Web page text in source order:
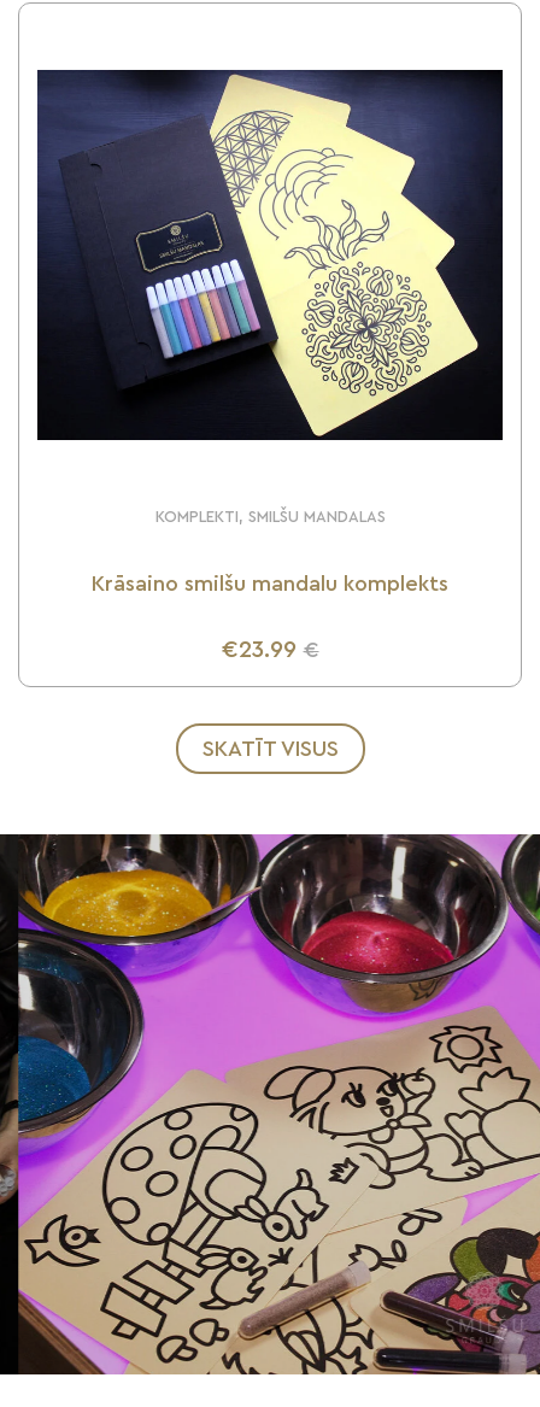
KOMPLEKTI, SMILŠU MANDALAS
Krāsaino smilšu mandalu komplekts
€23.99 €
UZZINI VAIRĀK
SKATĪT VISUS